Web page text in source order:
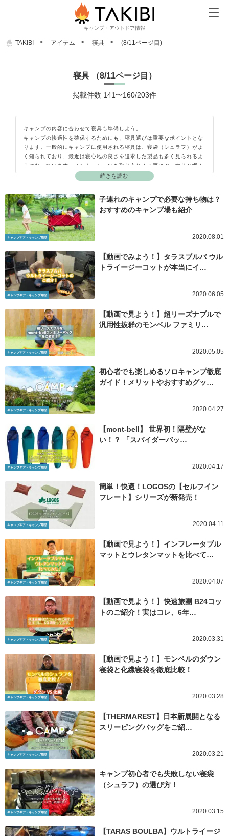
キャンプ・アウトドア情報
TAKIBI アイテム 寝具 (8/11ページ目)
寝具 （8/11ページ目）
掲載件数 141〜160/203件
続きを読む
キャンプの内容に合わせて寝具も準備しよう。
キャンプの快適性を確保するためにも、寝具選びは重要なポイントとな
ります。一般的にキャンプに使用される寝具は、寝袋（シュラフ）がよ
く知られており、最近は寝心地の良さを追求した製品も多く見られるよ
うになっています。インナーシーツを取り入れると更にぐっすりと眠る
ことができるようになるでしょう。テントを張る場所が固い地面の場合
のベッドとも言える「コット」も人気のあるアイテムです。キャンプ上
級者になると山で野営をする際にハンモックを利用される方も多くいま
す。そして忘れてはいけないのが枕です。枕があると無いでは朝の疲れ
が全然違いますよ。
キャンプギア・キャンプ用品
子連れのキャンプで必要な持ち物は？
おすすめのキャンプ場も紹介
2020.08.01
キャンプギア・キャンプ用品
【動画でみよう！】タラスブルバ ウル
トライージーコットが本当にイ…
2020.06.05
キャンプギア・キャンプ用品
【動画で見よう！】超リーズナブルで
汎用性抜群のモンベル ファミリ…
2020.05.05
キャンプギア・キャンプ用品
初心者でも楽しめるソロキャンプ徹底
ガイド！メリットやおすすめグッ…
2020.04.27
キャンプギア・キャンプ用品
【mont-bell】 世界初！隔壁がな
い！？ 「スパイダーバッ…
2020.04.17
キャンプギア・キャンプ用品
簡単！快適！LOGOSの【セルフイン
フレート】シリーズが新発売！
2020.04.11
キャンプギア・キャンプ用品
【動画で見よう！】インフレータブル
マットとウレタンマットを比べて…
2020.04.07
キャンプギア・キャンプ用品
【動画で見よう！】快速旅團 B24コッ
トのご紹介！実はコレ、6年…
2020.03.31
キャンプギア・キャンプ用品
【動画で見よう！】モンベルのダウン
寝袋と化繊寝袋を徹底比較！
2020.03.28
キャンプギア・キャンプ用品
【THERMAREST】日本新展開となる
スリーピングバッグをご紹…
2020.03.21
キャンプギア・キャンプ用品
キャンプ初心者でも失敗しない寝袋
（シュラフ）の選び方！
2020.03.15
【TARAS BOULBA】ウルトライージ